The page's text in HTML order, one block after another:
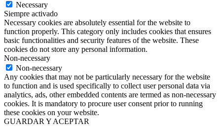
Necessary
Siempre activado
Necessary cookies are absolutely essential for the website to
function properly. This category only includes cookies that ensures
basic functionalities and security features of the website. These
cookies do not store any personal information.
Non-necessary
Non-necessary
Any cookies that may not be particularly necessary for the website
to function and is used specifically to collect user personal data via
analytics, ads, other embedded contents are termed as non-necessary
cookies. It is mandatory to procure user consent prior to running
these cookies on your website.
GUARDAR Y ACEPTAR